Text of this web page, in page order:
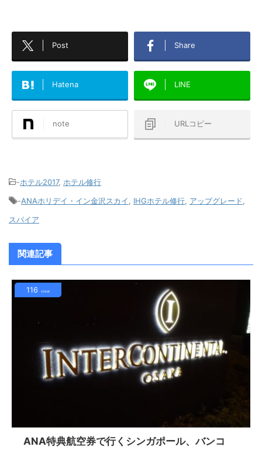
Post Share
Hatena LINE
note URLコピー
-ホテル2017, ホテル修行
-ANAホリデイ・イン金沢スカイ IHGホテル修行 アップグレード
スパイア
関連記事
116 view
ANA特典航空券で行くシンガポール、バンコ